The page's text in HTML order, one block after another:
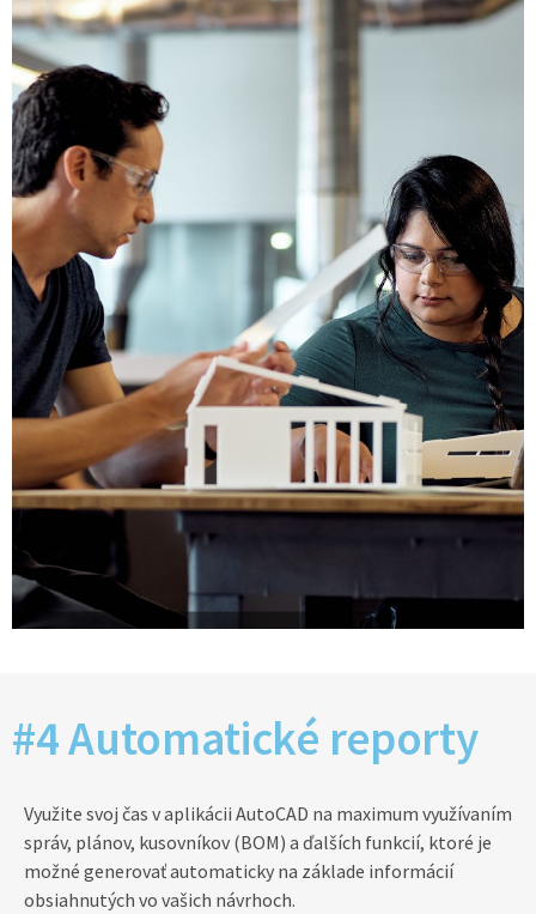
#4 Automatické reporty
Využite svoj čas v aplikácii AutoCAD na maximum využívaním
správ, plánov, kusovníkov (BOM) a ďalších funkcií, ktoré je
možné generovať automaticky na základe informácií
obsiahnutých vo vašich návrhoch.